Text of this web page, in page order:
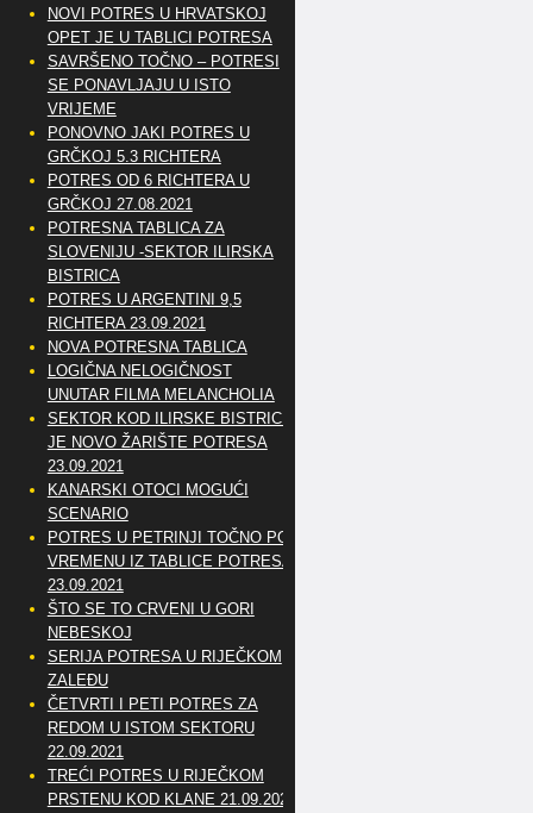
NOVI POTRES U HRVATSKOJ
OPET JE U TABLICI POTRESA
SAVRŠENO TOČNO – POTRESI
SE PONAVLJAJU U ISTO
VRIJEME
PONOVNO JAKI POTRES U
GRČKOJ 5.3 RICHTERA
POTRES OD 6 RICHTERA U
GRČKOJ 27.08.2021
POTRESNA TABLICA ZA
SLOVENIJU -SEKTOR ILIRSKA
BISTRICA
POTRES U ARGENTINI 9,5
RICHTERA 23.09.2021
NOVA POTRESNA TABLICA
LOGIČNA NELOGIČNOST
UNUTAR FILMA MELANCHOLIA
SEKTOR KOD ILIRSKE BISTRICE
JE NOVO ŽARIŠTE POTRESA
23.09.2021
KANARSKI OTOCI MOGUĆI
SCENARIO
POTRES U PETRINJI TOČNO PO
VREMENU IZ TABLICE POTRESA
23.09.2021
ŠTO SE TO CRVENI U GORI
NEBESKOJ
SERIJA POTRESA U RIJEČKOM
ZALEĐU
ČETVRTI I PETI POTRES ZA
REDOM U ISTOM SEKTORU
22.09.2021
TREĆI POTRES U RIJEČKOM
PRSTENU KOD KLANE 21.09.2021